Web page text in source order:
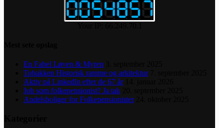
En Fabel Løven & Myren
Tobakken Historisk ramme og arkitektur
Aktiv på LinkedIn efter de 67 år
Job som folkepensionist? Ja tak
Andelsboliger for Folkepensionister